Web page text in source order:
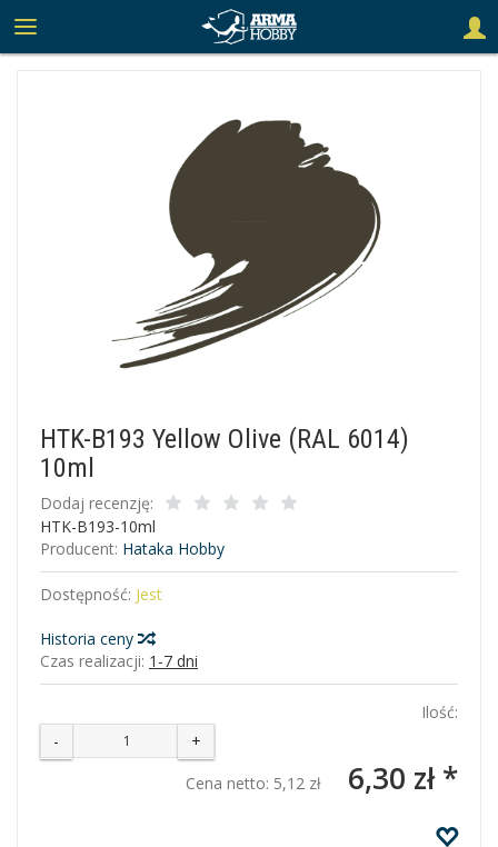
HTK-B193 Yellow Olive (RAL 6014)
10ml
Dodaj recenzję:
HTK-B193-10ml
Producent: Hataka Hobby
Dostępność: Jest
Historia ceny
Czas realizacji: 1-7 dni
Ilość:
-
+
Cena netto: 5,12 zł 6,30 zł *